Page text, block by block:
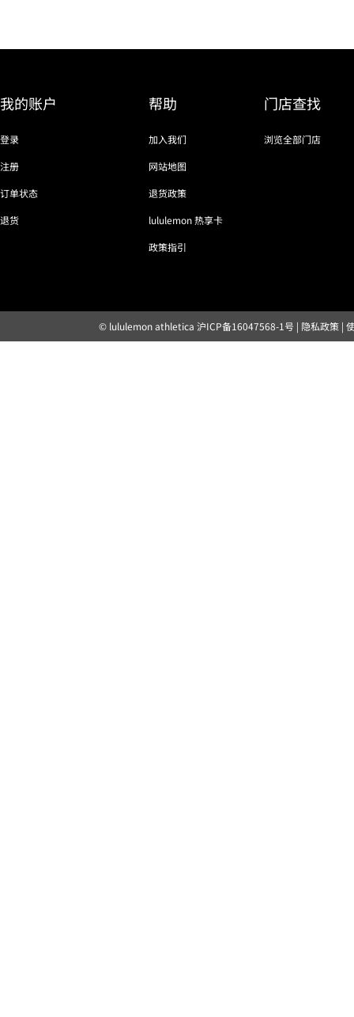
我的账户
登录
注册
订单状态
退货
帮助
加入我们
网站地图
退货政策
lululemon 热享卡
政策指引
门店查找
浏览全部门店
© lululemon athletica 沪ICP备16047568-1号 | 隐私政策|